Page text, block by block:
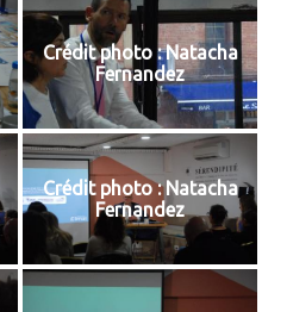
Crédit photo : Natacha
Fernandez
Crédit photo : Natacha
Fernandez